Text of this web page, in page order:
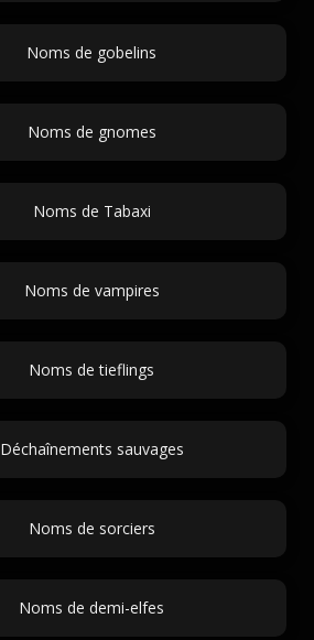
Noms de gobelins
Noms de gnomes
Noms de Tabaxi
Noms de vampires
Noms de tieflings
Déchaînements sauvages
Noms de sorciers
Noms de demi-elfes